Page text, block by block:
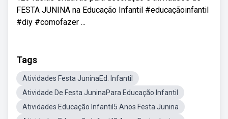
FESTA JUNINA na Educação Infantil #educaçãoinfantil
#diy #comofazer ...
Tags
Atividades Festa JuninaEd. Infantil
Atividade De Festa JuninaPara Educação Infantil
Atividades Educação Infantil5 Anos Festa Junina